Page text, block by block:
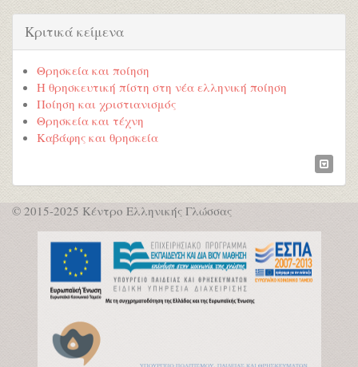
Κριτικά κείμενα
Θρησκεία και ποίηση
Η θρησκευτική πίστη στη νέα ελληνική ποίηση
Ποίηση και χριστιανισμός
Θρησκεία και τέχνη
Καβάφης και θρησκεία
© 2015-2025 Κέντρο Ελληνικής Γλώσσας